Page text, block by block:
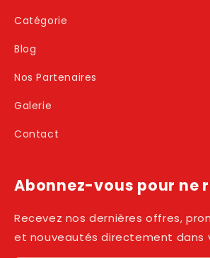
Catégorie
Blog
Nos Partenaires
Galerie
Contact
Abonnez-vous pour ne
Recevez nos dernières offres,
et nouveautés directement dans